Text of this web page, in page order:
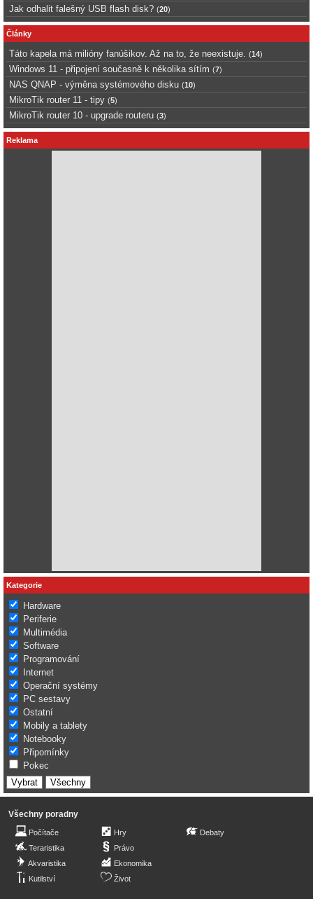
Jak odhalit falešný USB flash disk? (20)
Články
Táto kapela má milióny fanúšikov. Až na to, že neexistuje. (14)
Windows 11 - připojení současně k několika sítím (7)
NAS QNAP - výměna systémového disku (10)
MikroTik router 11 - tipy (5)
MikroTik router 10 - upgrade routeru (3)
Reklama
Kategorie
Hardware
Periferie
Multimédia
Software
Programování
Internet
Operační systémy
PC sestavy
Ostatní
Mobily a tablety
Notebooky
Připomínky
Pokec
Všechny poradny
Počítače
Teraristika
Akvaristika
Kutilství
Hry
Právo
Ekonomika
Život
Debaty